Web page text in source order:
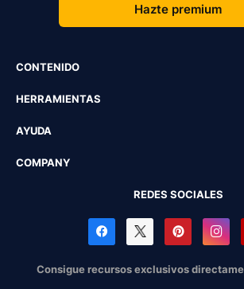
Hazte premium
CONTENIDO
HERRAMIENTAS
AYUDA
COMPANY
REDES SOCIALES
Consigue recursos exclusivos